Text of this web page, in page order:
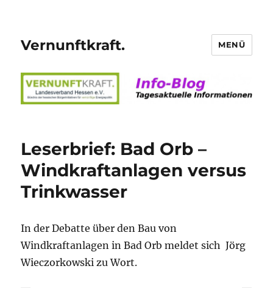
Vernunftkraft. MENÜ
Leserbrief: Bad Orb –
Windkraftanlagen versus
Trinkwasser
In der Debatte über den Bau von
Windkraftanlagen in Bad Orb meldet sich Jörg
Wieczorkowski zu Wort.